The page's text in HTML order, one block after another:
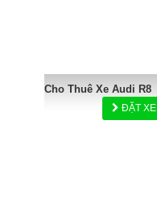
Cho Thuê Xe Audi R8
ĐẶT XE